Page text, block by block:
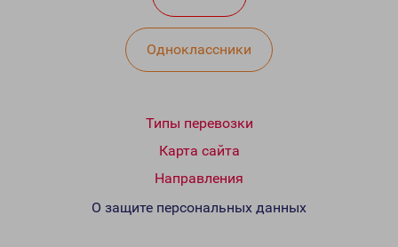
Одноклассники
Типы перевозки
Карта сайта
Направления
О защите персональных данных